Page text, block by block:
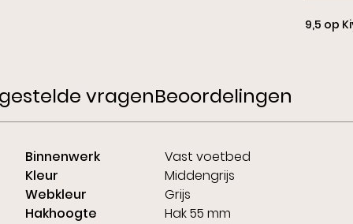
9,5 op
vragenBeoordelingen
Binnenwerk
Vast voetbed
Kleur
Middengrijs
Webkleur
Grijs
Hakhoogte
Hak 55 mm